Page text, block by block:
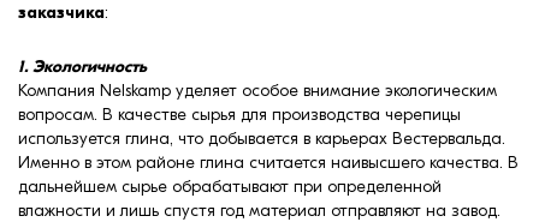
заказчика:
1. Экологичность
Компания Nelskamp уделяет особое внимание экологическим
вопросам. В качестве сырья для производства черепицы
используется глина, что добывается в карьерах Вестервальда.
Именно в этом районе глина считается наивысшего качества. В
дальнейшем сырье обрабатывают при определенной
влажности и лишь спустя год материал отправляют на завод.